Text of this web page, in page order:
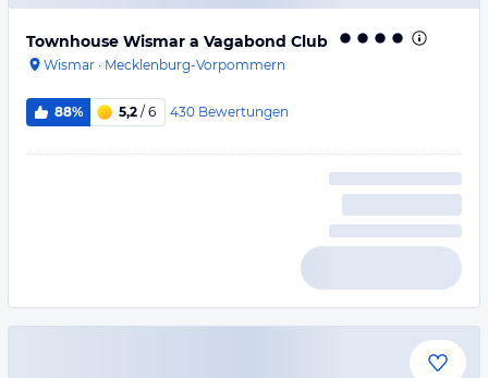
Townhouse Wismar a Vagabond Club
Wismar · Mecklenburg-Vorpommern
88% 5,2 / 6 430 Bewertungen